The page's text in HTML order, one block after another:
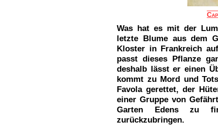
Was hat es mit der
letzte Blume aus dem
Kloster in Frankreich
passt dieses Pflanze
deshalb lässt er einen
kommt zu Mord und
Favola gerettet, der
einer Gruppe von
Garten Edens zu
zurückzubringen.